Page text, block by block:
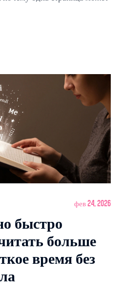
фев 24, 2026
быстро
больше
время без